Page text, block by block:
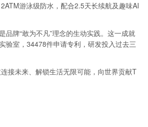
游泳级防水，配合2.5天长续航及趣味AI
品牌“敢为不凡”理念的生动实践。这一成就
验室，34478件申请专利，研发投入过去三
接未来、解锁生活无限可能，向世界贡献T